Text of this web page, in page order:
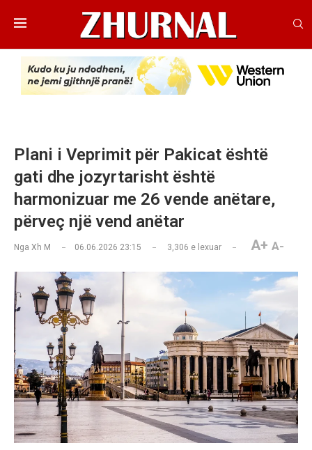
Plani i Veprimit për Pakicat është
gati dhe jozyrtarisht është
harmonizuar me 26 vende anëtare,
përveç një vend anëtar
Nga Xh M 06.06.2026 23:15 3,306 e lexuar A+ A-